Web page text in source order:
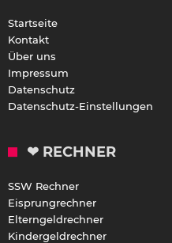
Startseite
Kontakt
Über uns
Impressum
Datenschutz
Datenschutz-Einstellungen
❤ RECHNER
SSW Rechner
Eisprungrechner
Elterngeldrechner
Kindergeldrechner